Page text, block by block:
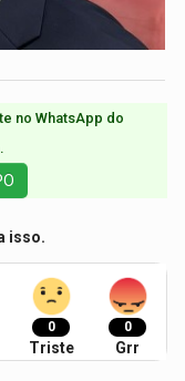
no WhatsApp do
isso.
0
Triste
0
Grr